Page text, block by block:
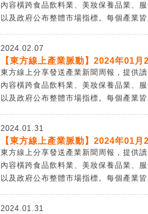
內容橫跨食品飲料業、美妝保養品業、
以及政府公布整體市場指標。每個產業
2024.02.07
【東方線上產業脈動】2024年01
東方線上分享發送產業新聞周報，提供
內容橫跨食品飲料業、美妝保養品業、
以及政府公布整體市場指標。每個產業
2024.01.31
【東方線上產業脈動】2024年01
東方線上分享發送產業新聞周報，提供
內容橫跨食品飲料業、美妝保養品業、
以及政府公布整體市場指標。每個產業
2024.01.31